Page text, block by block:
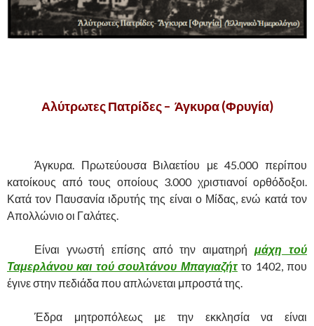
Αλύτρωτες Πατρίδες – Άγκυρα (Φρυγία)
Άγκυρα. Πρωτεύουσα Βιλαετίου με 45.000 περίπου
κατοίκους από τους οποίους 3.000 χριστιανοί ορθόδοξοι.
Κατά τον Παυσανία ιδρυτής της είναι ο Μίδας, ενώ κατά τον
Απολλώνιο οι Γαλάτες.
Είναι γνωστή επίσης από την αιματηρήμάχη τού
Ταμερλάνου και τού σουλτάνου Μπαγιαζήττο 1402, που
έγινε στην πεδιάδα που απλώνεται μπροστά της.
Έδρα μητροπόλεως με την εκκλησία να είναι